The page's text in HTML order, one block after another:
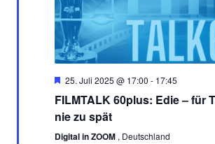
Empfohlen
25. Juli 2025 @ 17:00 - 17:45
FILMTALK 60plus: Edie – für
nie zu spät
Digital in ZOOM , Deutschland